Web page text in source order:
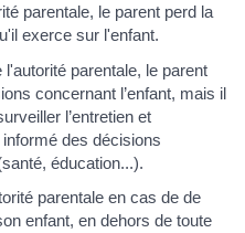
parentale, le parent perd la
exerce sur l'enfant.
parentale, le parent
concernant l’enfant, mais il
l’entretien et
informé des décisions
éducation...).
parentale en cas de de
enfant, en dehors de toute